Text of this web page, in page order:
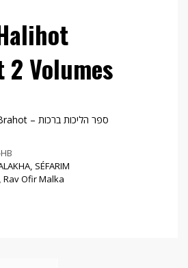
2 Volumes
Sefer Halihot Brahot – ספר הליכות ברכות
, SÉFARIM
, Rav Ofir Malka